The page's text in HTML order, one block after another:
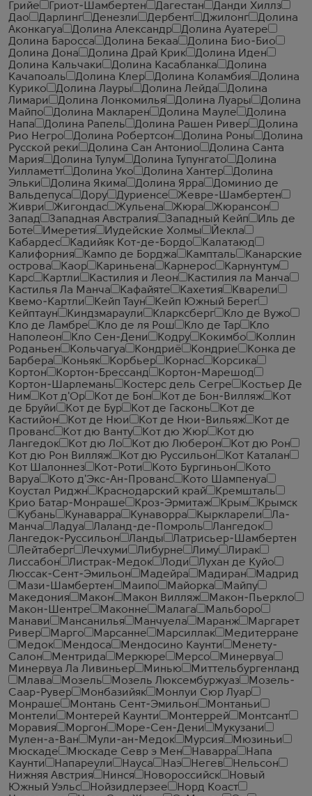
Грийе Гриот-Шамбертен Дагестан
Данди Хиллз
Дао
Дарлинг Денезли Дербент Джилонг
Долина
Аконкагуа
Долина Александр
Долина Ауатере
Долина Баросса
Долина Бекаа
Долина Био-Био
Долина Дона
Долина Драй Крик
Долина Иден
Долина Кальчаки
Долина Касабланка
Долина
Качапоаль
Долина Клер Долина Коламбия
Долина
Курико
Долина Лауры Долина Лейда
Долина
Лимари
Долина Лонкомилья Долина Луары
Долина
Майпо
Долина Макларен Долина Мауле
Долина
Напа
Долина Рапель Долина Рашен Ривер
Долина
Рио Негро
Долина Робертсон Долина Роны
Долина
Русской реки
Долина Сан Антонио
Долина Санта
Мария
Долина Тулум Долина Тупунгато
Долина
Уилламетт
Долина Уко Долина Хантер
Долина
Эльки
Долина Якима Долина Ярра
Доминио де
Вальдепуса
Дору Дуриенсе
Жевре-Шамбертен
Живри
Жигондас Жульена Жюра
Жюрансон
Запад
Западная Австралия Западный Кейп
Иль де
Боте
Имеретия Иудейские Холмы
Йекла
Кабардес
Кадийяк Кот-де-Бордо
Калатаюд
Калифорния
Кампо де Борджа Кампталь
Канарские
острова
Каор Кариньена Карнерос
Карнунтум
Карс
Картли Кастилия и Леон
Кастилия ла Манча
Кастилья Ла Манча
Кафайяте Кахетия
Кварели
Квемо-Картли
Кейп Таун
Кейп Южный Берег
Кейптаун
Киндзмараули Кларксберг
Кло де Вужо
Кло де Ламбре
Кло де ля Рош Кло де Тар
Кло
Наполеон
Кло Сен-Дени Кодру Кокимбо
Коллин
Роданьен
Кольчагуа Кондриё Кондрие
Конка де
Барбера
Коньяк Корбьер Корнас
Корсика
Кортон
Кортон-Брессанд
Кортон-Марешод
Кортон-Шарлемань
Костерс дель Сегре
Костьер Де
Ним
Кот д'Ор Кот де Бон Кот де Бон-Вилляж
Кот
де Бруйи
Кот де Бур Кот де Гасконь
Кот де
Кастийон
Кот де Нюи Кот де Нюи-Вильяж
Кот де
Прованс
Кот дю Ванту Кот дю Жюр
Кот дю
Лангедок
Кот дю Ло Кот дю Люберон
Кот дю Рон
Кот дю Рон Вилляж
Кот дю Руссильон
Кот Каталан
Кот Шалоннез
Кот-Роти Кото Бургиньон
Кото
Варуа
Кото д'Экс-Ан-Прованс
Кото Шампенуа
Коустал Риджн
Краснодарский край
Кремшталь
Крио Батар-Монраше
Кроз-Эрмитаж Крым
Крымск
Кубань
Кунаварра Кунаворра Кыркларели
Ла-
Манча
Ладуа Лаланд-де-Помроль
Лангедок
Лангедок-Руссильон
Ланды
Латрисьер-Шамбертен
Лейтаберг
Лечхуми Либурне Лиму
Лирак
Лиссабон
Листрак-Медок Лоди
Лухан де Куйо
Люссак-Сент-Эмильон
Мадейра Мадиран
Мадрид
Мази-Шамбертен
Маипо Майорка
Майпу
Македония
Макон Макон Вилляж
Макон-Пьеркло
Макон-Шентре
Маконне Малага
Мальборо
Манави
Мансанилья Манчуела Маранж
Маргарет
Ривер
Марго Марсанне Марсиллак
Медитерране
Медок
Мендоса Мендосино Каунти
Менету-
Салон
Ментрида Меркюре Мерсо
Минервуа
Минервуа Ла Ливиньер
Минью
Миттельбургенланд
Млава
Мозель Мозель Люксембуржуаз
Мозель-
Саар-Рувер
Монбазийяк
Монлуи Сюр Луар
Монраше
Монтань Сент-Эмильон
Монтаньи
Монтели
Монтерей Каунти Монтеррей
Монтсант
Моравия
Моргон Море-Сен-Дени
Мукузани
Мулен-а-Ван
Мули-ан-Медок Мурсия
Мюзиньи
Мюскаде
Мюскаде Севр э Мен Наварра
Напа
Каунти
Напареули Науса Наэ Негев
Нельсон
Нижняя Австрия
Нинся Новороссийск
Новый
Южный Уэльс
Нойзидлерзее
Норд Коаст